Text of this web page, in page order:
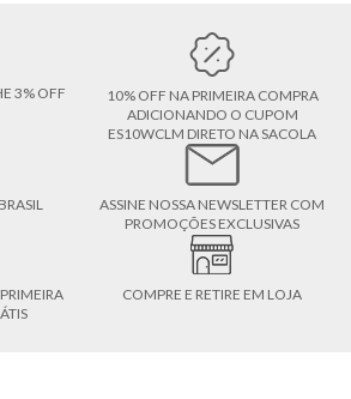
3% OFF
10% OFF NA PRIMEIRA COMPRA
ADICIONANDO O CUPOM
ES10WCLM DIRETO NA SACOLA
ASSINE NOSSA NEWSLETTER COM
PROMOÇÕES EXCLUSIVAS
COMPRE E RETIRE EM LOJA